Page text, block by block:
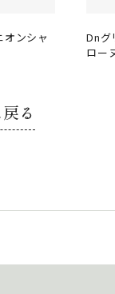
ンシャ
Dn
ロー
る